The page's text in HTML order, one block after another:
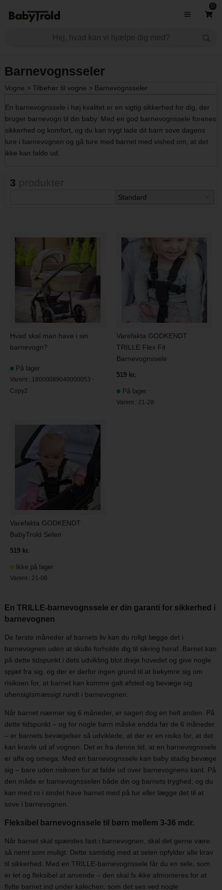
0
Barnevognsseler
Vogne > Tilbehør til vogne > Barnevognsseler
En barnevognssele i høj kvalitet er en vigtig sikkerhed for dig, der
bruger barnevogn til din baby. Med en god barnevognssele forenes
sikkerhed og komfort, og du kan trygt lade dit barn sove dagens
lure i barnevognen og gå ture med barnet med vished om, at det
ikke kan falde ud.
3
Hvad skal man have i sin
barnevogn?
På lager
Varenr.: 18000089040000053 -
Copy2
Varefakta GODKENDT
TRILLE Flex Fit
Barnevognssele
519 kr.
På lager
Varenr.: 21-28
Varefakta GODKENDT
BabyTrold Selen
519 kr.
Ikke på lager
Varenr.: 21-06
En TRILLE-barnevognssele er din garanti for sikkerhed i
barnevognen
De første måneder af barnets liv kan du roligt lægge det i
barnevognen uden at skulle forholde dig til sikring heraf. Barnet kan
på dette tidspunkt i dets udvikling blot dreje hovedet og give nogle
spjæt fra sig, og der er derfor ingen grund til at bekymre sig om
risikoen for, at barnet kan komme galt afsted og bevæge sig
uhensigtsmæssigt rundt i barnevognen.
Når barnet nærmer sig 6 måneder, er sagen dog en helt anden. På
dette tidspunkt – og for nogle børn måske endda før de 6 måneder
– er barnets bevægelser så udviklede, at der er en risiko for, at det
kan kravle ud af vognen. Det er fra denne tid, at en barnevognssele
er alfa og omega. Med en barnevognssele kan baby stadig bevæge
sig – bare uden risikoen for at falde ud over barnevognens kant. På
den måde er barnevognsselen både din og barnets tryghed, og du
kan med ro i sindet have barnet med på tur eller lægge det til at
sove i barnevognen.
Fleksibel barnevognssele til børn mellem 3-36 mdr.
Når barnet skal spændes fast i barnevognen, skal det gerne være
så nemt som muligt. Dette samtidig med at selen opfylder alle krav
til sikkerhed. Med en TRILLE-barnevognssele får du en sele, som
er let og fleksibel at anvende – den skal fx ikke afmonteres for at
flytte barnet ind under kalechen, som det ses ved nogle